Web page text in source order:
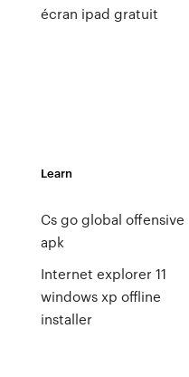
écran ipad gratuit
Learn
Cs go global offensive
apk
Internet explorer 11
windows xp offline
installer